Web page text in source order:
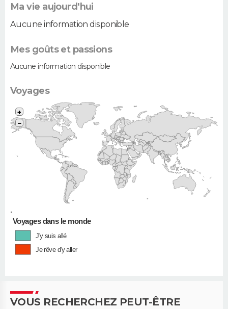
Ma vie aujourd'hui
Aucune information disponible
Mes goûts et passions
Aucune information disponible
Voyages
•
+
−
Voyages dans le monde
J'y suis allé
Je rêve d'y aller
VOUS RECHERCHEZ PEUT-ÊTRE